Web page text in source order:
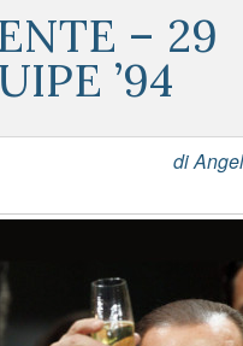
– 29
’94
di